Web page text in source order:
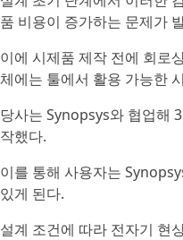
품 비용이 증가하는 문제가
이에 시제품 제작 전에 회로
체에는 툴에서 활용 가능한
당사는 Synopsys와 협업해
작했다.
이를 통해 사용자는
있게 된다.
설계 조건에 따라 전자기 현